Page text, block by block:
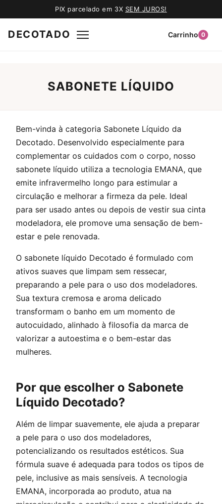
PIX parcelado em 3X SEM JUROS!
DECOTADO Carrinho 0
SABONETE LÍQUIDO
Bem-vinda à categoria Sabonete Líquido da
Decotado. Desenvolvido especialmente para
complementar os cuidados com o corpo, nosso
sabonete líquido utiliza a tecnologia EMANA, que
emite infravermelho longo para estimular a
circulação e melhorar a firmeza da pele. Ideal
para ser usado antes ou depois de vestir sua cinta
modeladora, ele promove uma sensação de bem-
estar e pele renovada.
O sabonete líquido Decotado é formulado com
ativos suaves que limpam sem ressecar,
preparando a pele para o uso dos modeladores.
Sua textura cremosa e aroma delicado
transformam o banho em um momento de
autocuidado, alinhado à filosofia da marca de
valorizar a autoestima e o bem-estar das
mulheres.
Por que escolher o Sabonete
Líquido Decotado?
Além de limpar suavemente, ele ajuda a preparar
a pele para o uso dos modeladores,
potencializando os resultados estéticos. Sua
fórmula suave é adequada para todos os tipos de
pele, inclusive as mais sensíveis. A tecnologia
EMANA, incorporada ao produto, atua na